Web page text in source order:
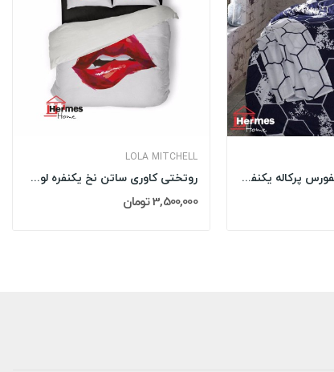
LOLA MITCHELL
روتختی کاوری ساتن نخ یکنفره لولا میچل LOLA...
3,500,000 تومان
روتختی کاوری رنفورس پرکاله یکنفره ان ووگ EN...